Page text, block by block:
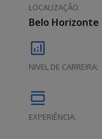
LOCALIZAÇÃO
Belo Horizonte
analytics
NIVEL DE CARREIRA:
calendar_view_day
EXPERIÊNCIA: